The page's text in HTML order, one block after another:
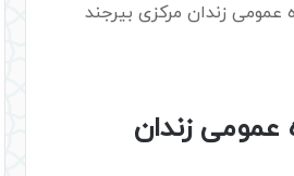
زندان مرکزی بیرجند
زندان